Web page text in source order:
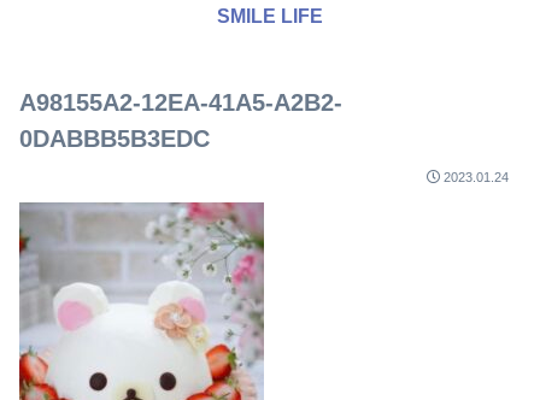
SMILE LIFE
A98155A2-12EA-41A5-A2B2-
0DABBB5B3EDC
2023.01.24